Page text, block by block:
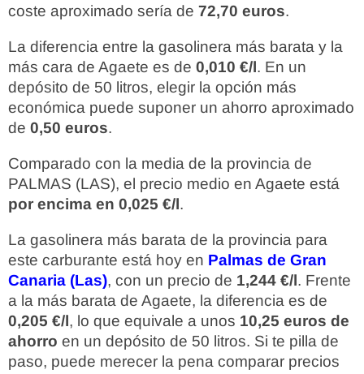
coste aproximado sería de 72,70 euros.
La diferencia entre la gasolinera más barata y la
más cara de Agaete es de 0,010 €/l. En un
depósito de 50 litros, elegir la opción más
económica puede suponer un ahorro aproximado
de 0,50 euros.
Comparado con la media de la provincia de
PALMAS (LAS), el precio medio en Agaete está
por encima en 0,025 €/l.
La gasolinera más barata de la provincia para
este carburante está hoy en Palmas de Gran
Canaria (Las), con un precio de 1,244 €/l. Frente
a la más barata de Agaete, la diferencia es de
0,205 €/l, lo que equivale a unos 10,25 euros de
ahorro en un depósito de 50 litros. Si te pilla de
paso, puede merecer la pena comparar precios